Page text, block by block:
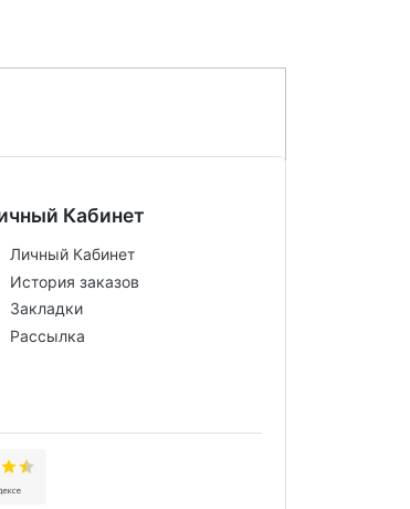
Кабинет
Личный Кабинет
История заказов
Закладки
Рассылка